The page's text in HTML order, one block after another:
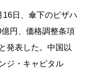
日、傘下のピザハ
円、価格調整条項
発表した。中国以
ジ・キャピタル